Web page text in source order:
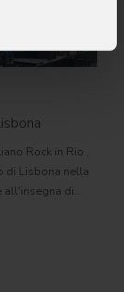
Rock in Rio ,
di Lisbona nella
all'insegna di